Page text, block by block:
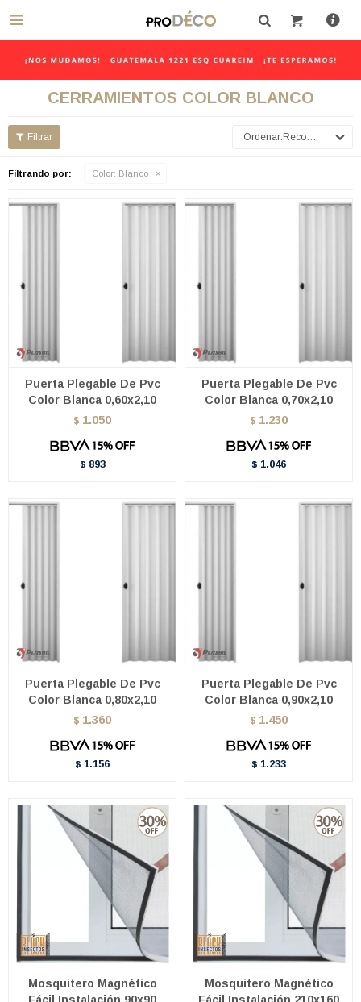

CERRAMIENTOS COLOR BLANCO
Recomendados
Filtrando por: Color: Blanco
Puerta Plegable De Pvc
Color Blanca 0,60x2,10
$ 1.050
$ 893
Puerta Plegable De Pvc
Color Blanca 0,70x2,10
$ 1.230
$ 1.046
Puerta Plegable De Pvc
Color Blanca 0,80x2,10
$ 1.360
$ 1.156
Puerta Plegable De Pvc
Color Blanca 0,90x2,10
$ 1.450
$ 1.233
Mosquitero Magnético
Mosquitero Magnético